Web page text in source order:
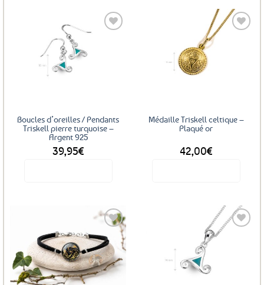
Boucles d’oreilles / Pendants
Triskell pierre turquoise –
Argent 925
39,95€
Médaille Triskell celtique –
Plaqué or
42,00€
Ajouter
aux
favoris